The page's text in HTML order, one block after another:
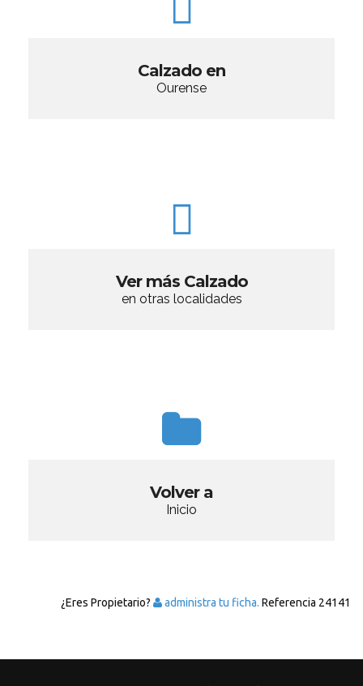
Calzado en
Ourense
Ver más Calzado
en otras localidades
Volver a
Inicio
¿Eres Propietario? administra tu ficha. Referencia 24141